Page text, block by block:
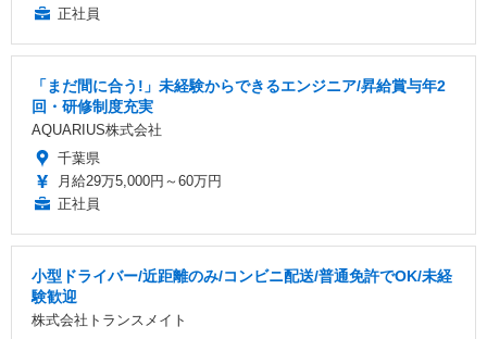
正社員
「まだ間に合う!」未経験からできるエンジニア/昇給賞与年2
回・研修制度充実
AQUARIUS株式会社
千葉県
月給29万5,000円～60万円
正社員
小型ドライバー/近距離のみ/コンビニ配送/普通免許でOK/未経
験歓迎
株式会社トランスメイト